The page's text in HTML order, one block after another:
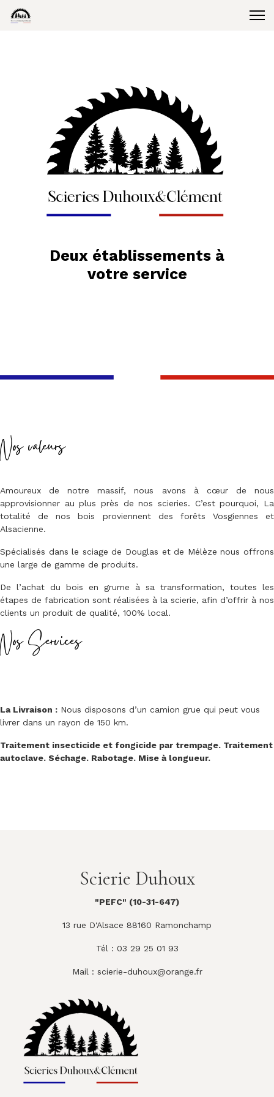
Deux établissements à
votre service
Nos valeurs
Amoureux de notre massif, nous avons à cœur de nous
approvisionner au plus près de nos scieries. C’est pourquoi, La
totalité de nos bois proviennent des forêts Vosgiennes et
Alsacienne.
Spécialisés dans le sciage de Douglas et de Mélèze nous offrons
une large de gamme de produits.
De l’achat du bois en grume à sa transformation, toutes les
étapes de fabrication sont réalisées à la scierie, afin d’offrir à nos
clients un produit de qualité, 100% local.
Nos Services
La Livraison : Nous disposons d’un camion grue qui peut vous
livrer dans un rayon de 150 km.
Traitement insecticide et fongicide par trempage. Traitement
autoclave. Séchage. Rabotage. Mise à longueur.
Scierie Duhoux
"PEFC" (10-31-647)
13 rue D'Alsace 88160 Ramonchamp
Tél : 03 29 25 01 93
Mail : scierie-duhoux@orange.fr